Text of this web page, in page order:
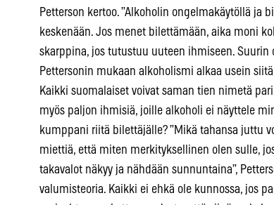
Petterson kertoo. ”Alkoholin ongelmakäytöllä ja
keskenään. Jos menet bilettämään, aika moni
skarppina, jos tutustuu uuteen ihmiseen. Suurin
Pettersonin mukaan alkoholismi alkaa usein
Kaikki suomalaiset voivat saman tien nimetä
myös paljon ihmisiä, joille alkoholi ei näyttele
kumppani riitä bilettäjälle? ”Mikä tahansa juttu
miettiä, että miten merkityksellinen olen sulle,
takavalot näkyy ja nähdään sunnuntaina”,
valumisteoria. Kaikki ei ehkä ole kunnossa, jos